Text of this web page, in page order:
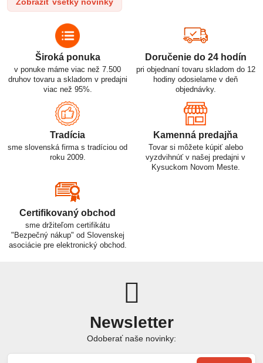
využitiu.
Široká ponuka
v ponuke máme viac než 7.500
druhov tovaru a skladom v predajni
viac než 95%.
Doručenie do 24 hodín
pri objednaní tovaru skladom do 12
hodiny odosielame v deň
objednávky.
Tradícia
sme slovenská firma s tradíciou od
roku 2009.
Kamenná predajňa
Tovar si môžete kúpiť alebo
vyzdvihnúť v našej predajni v
Kysuckom Novom Meste.
Certifikovaný obchod
sme držiteľom certifikátu
"Bezpečný nákup" od Slovenskej
asociácie pre elektronický obchod.
Newsletter
Odoberať naše novinky: